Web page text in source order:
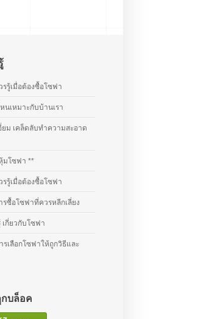
รรู้เมื่อต้องซื้อโซฟา
นเหมาะกับบ้านเรา
ยม เคล็ดลับทำความสะอาด
มโซฟา **
รรู้เมื่อต้องซื้อโซฟา
รซื้อโซฟาที่ควรหลีกเลี่ยง
เกี่ยวกับโซฟา
รเลือกโซฟาให้ถูกวิธีและ
บล็อค